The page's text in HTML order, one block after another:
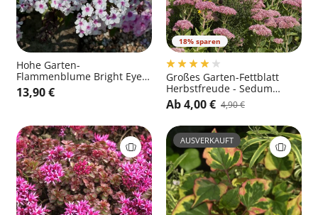
Hohe Garten-
Flammenblume Bright Eyes
- Phlox paniculata 'Bright
Eyes'
13,90 €
18% sparen
Großes Garten-Fettblatt
Herbstfreude - Sedum
telephium 'Herbstfreude'
Ab 4,00 € 4,90 €
AUSVERKAUFT